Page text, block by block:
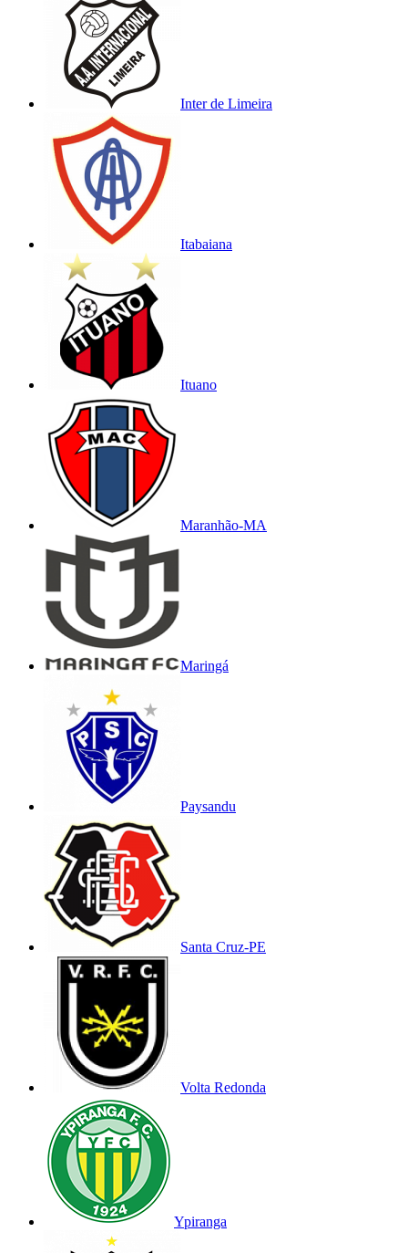
Inter de Limeira
Itabaiana
Ituano
Maranhão-MA
Maringá
Paysandu
Santa Cruz-PE
Volta Redonda
Ypiranga